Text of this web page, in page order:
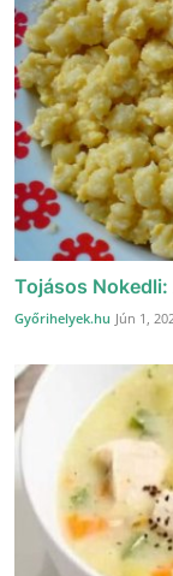
Tojásos
Győrihelyek.hu Jún 1,